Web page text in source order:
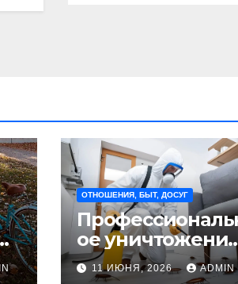
ОТНОШЕНИЯ, БЫТ, ДОСУГ
ое
клопов: где оно
необходимо?
11 ИЮНЯ, 2026 ADMIN